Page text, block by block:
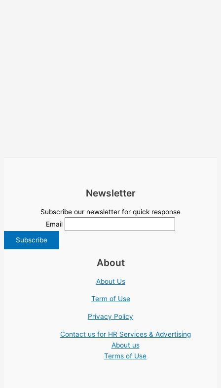
Newsletter
Subscribe our newsletter for quick response
Email
About
About Us
Term of Use
Privacy Policy
Contact us for HR Services & Advertising
About us
Terms of Use